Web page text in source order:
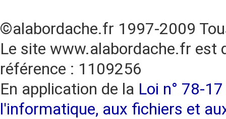
©alabordache.fr 1997-2009
Le site www.alabordache.fr est
référence : 1109256
En application de la Loi n° 78-
l'informatique, aux fichiers et